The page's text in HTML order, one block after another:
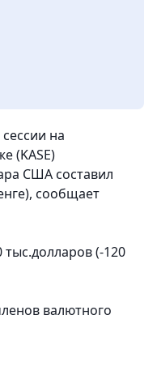
на
(KASE)
США составил
сообщает
(-120
валютного